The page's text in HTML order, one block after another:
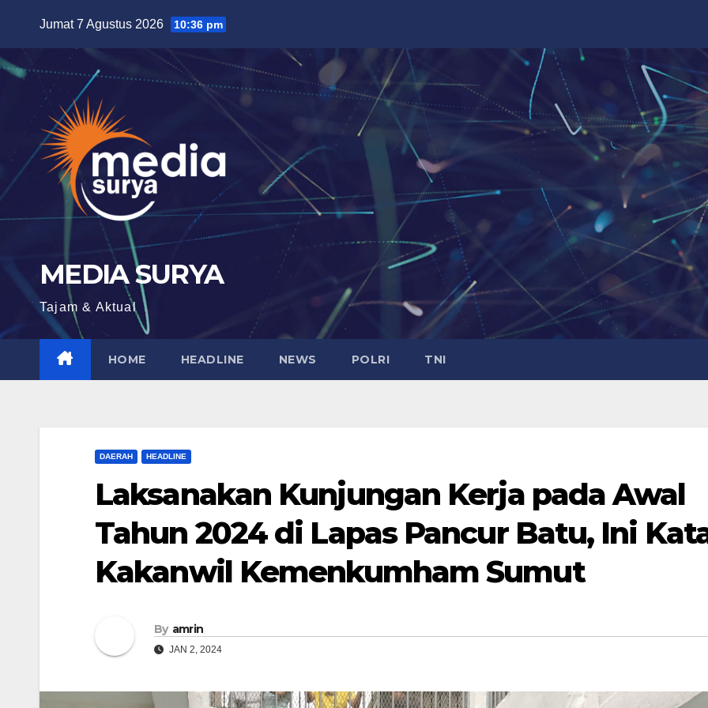
content
Jumat 7 Agustus 2026 10:36 pm
MEDIA SURYA
Tajam & Aktual
HOME HEADLINE NEWS POLRI TNI
DAERAH HEADLINE
Laksanakan Kunjungan Kerja pada Awal
Tahun 2024 di Lapas Pancur Batu, Ini
Kakanwil Kemenkumham Sumut
By amrin
JAN 2, 2024